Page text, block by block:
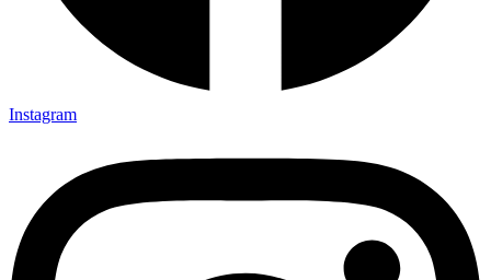
Instagram